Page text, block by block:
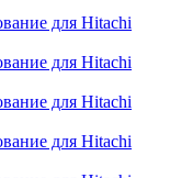
для Hitachi
для Hitachi
для Hitachi
для Hitachi